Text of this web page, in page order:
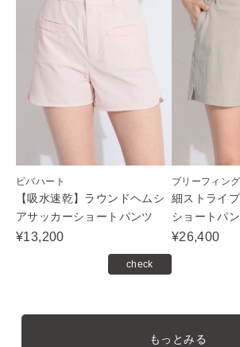
ビバハート
【吸水速乾】ラウンドヘムシ
アサッカーショートパンツ
¥13,200
check
ブリーフィン
細ストライ
ショートパ
¥26,400
もっとみる